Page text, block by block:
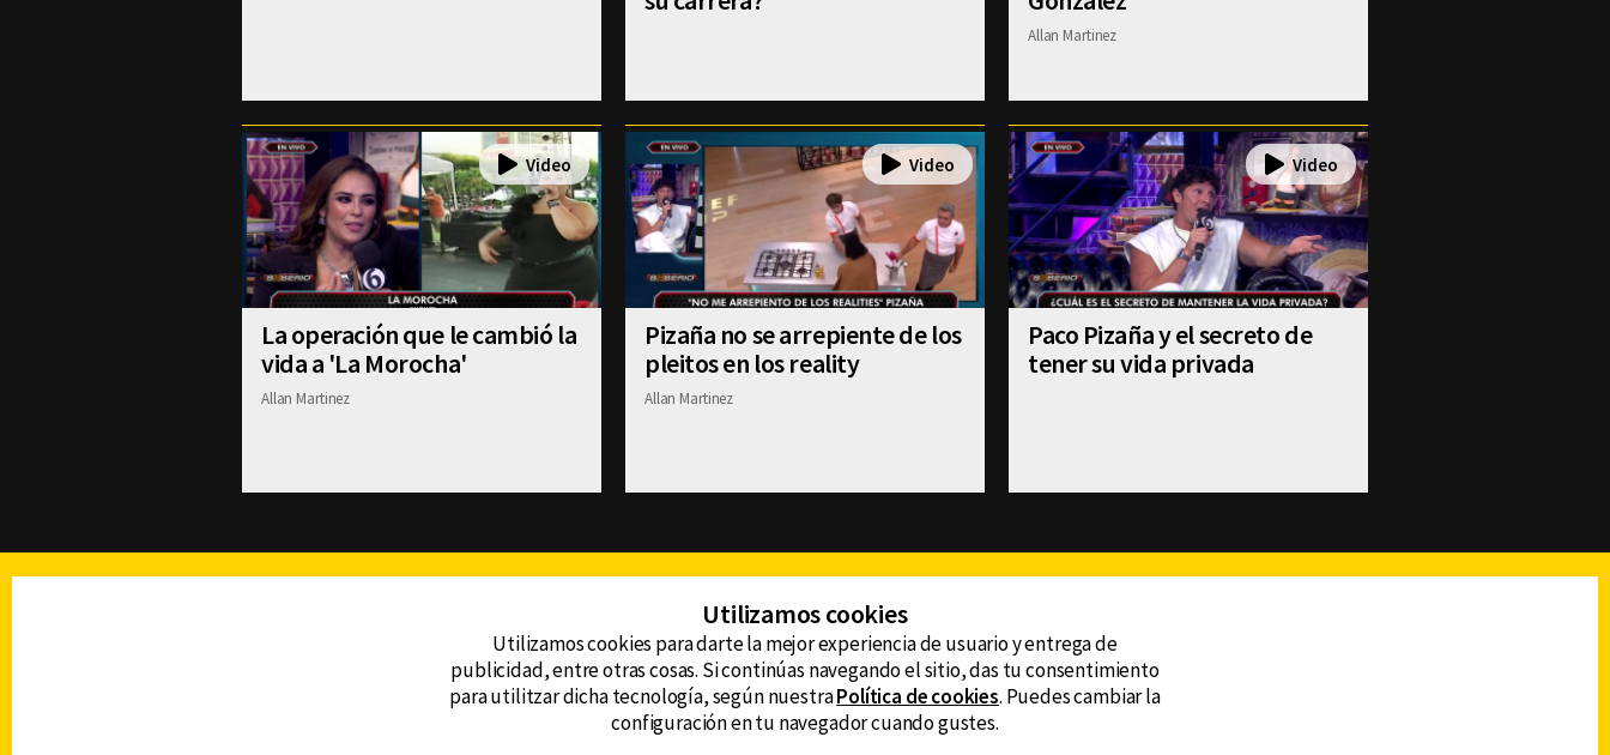
Allan Martinez
La operación que le cambió la
vida a 'La Morocha'
Allan Martinez
Pizaña no se arrepiente de los
pleitos en los reality
Allan Martinez
Paco Pizaña y el secreto de
tener su vida privada
DERECHOS RESERVADOS © CANAL 6 2026
Prohibida la reproducción total o parcial, incluyendo
CONTACTO
AVISO DE PRIVACIDAD
AVISO LEGAL
DEFENSORÍA DE LAS AUDIENCIAS
Utilizamos cookies
Utilizamos cookies para darte la mejor experiencia de usuario y entrega de
publicidad, entre otras cosas. Si continúas navegando el sitio, das tu consentimiento
para utilitzar dicha tecnología, según nuestraPolítica de cookies. Puedes cambiar la
configuración en tu navegador cuando gustes.